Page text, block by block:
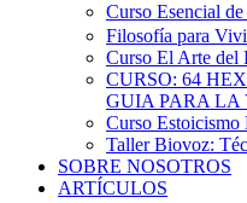
Curso Esencial
Filosofía para
Curso El Arte del
CURSO: 64
GUIA PARA LA
Curso Estoicismo
Taller Biovoz:
SOBRE NOSOTROS
ARTÍCULOS